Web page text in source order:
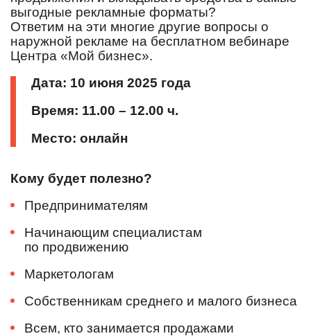
выгодные рекламные форматы?
Ответим на эти многие другие вопросы о
наружной рекламе на бесплатном вебинаре
Центра «Мой бизнес».
Дата: 10 июня 2025 года
Время: 11.00 – 12.00 ч.
Место: онлайн
Кому будет полезно?
Предпринимателям
Начинающим специалистам
по продвижению
Маркетологам
Собственникам среднего и малого бизнеса
Всем, кто занимается продажами